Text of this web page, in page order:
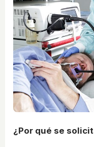
¿Por qué se